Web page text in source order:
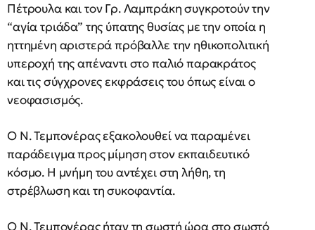
Πέτρουλα και τον Γρ. Λαμπράκη συγκροτούν την
“αγία τριάδα” της ύπατης θυσίας με την οποία η
ηττημένη αριστερά πρόβαλλε την ηθικοπολιτική
υπεροχή της απέναντι στο παλιό παρακράτος
και τις σύγχρονες εκφράσεις του όπως είναι ο
νεοφασισμός.
Ο Ν. Τεμπονέρας εξακολουθεί να παραμένει
παράδειγμα προς μίμηση στον εκπαιδευτικό
κόσμο. Η μνήμη του αντέχει στη λήθη, τη
στρέβλωση και τη συκοφαντία.
Ο Ν. Τεμπονέρας ήταν τη σωστή ώρα στο σωστό